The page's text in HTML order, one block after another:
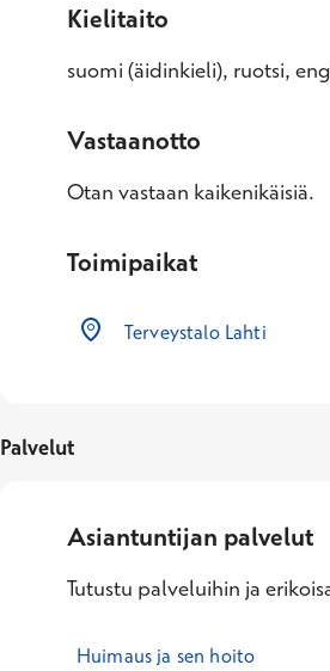
Kielitaito
suomi (äidinkieli), ruotsi,
Vastaanotto
Otan vastaan kaikenikäisiä.
Toimipaikat
Terveystalo Lahti
Palvelut
Asiantuntijan palvelut
Tutustu palveluihin ja
Huimaus ja sen hoito